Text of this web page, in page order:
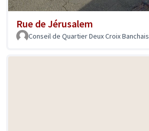
Rue de Jérusalem
Conseil de Quartier Deux Croix Banchais